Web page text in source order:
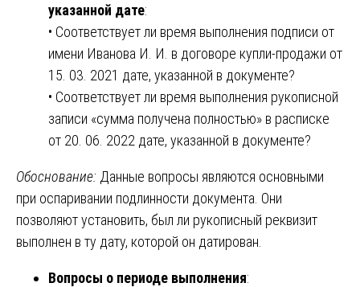
указанной дате:
• Соответствует ли время выполнения подписи от
имени Иванова И. И. в договоре купли-продажи от
15. 03. 2021 дате, указанной в документе?
• Соответствует ли время выполнения рукописной
записи «сумма получена полностью» в расписке
от 20. 06. 2022 дате, указанной в документе?
Обоснование: Данные вопросы являются основными
при оспаривании подлинности документа. Они
позволяют установить, был ли рукописный реквизит
выполнен в ту дату, которой он датирован.
Вопросы о периоде выполнения: